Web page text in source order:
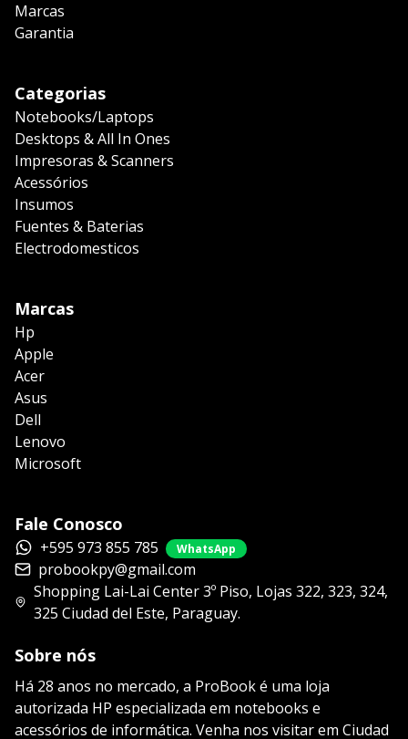
Marcas
Garantia
Categorias
Notebooks/Laptops
Desktops & All In Ones
Impresoras & Scanners
Acessórios
Insumos
Fuentes & Baterias
Electrodomesticos
Marcas
Hp
Apple
Acer
Asus
Dell
Lenovo
Microsoft
Fale Conosco
+595 973 855 785 WhatsApp
probookpy@gmail.com
Shopping Lai-Lai Center 3º Piso, Lojas 322, 323, 324,
325 Ciudad del Este, Paraguay.
Sobre nós
Há 28 anos no mercado, a ProBook é uma loja
autorizada HP especializada em notebooks e
acessórios de informática. Venha nos visitar em Ciudad